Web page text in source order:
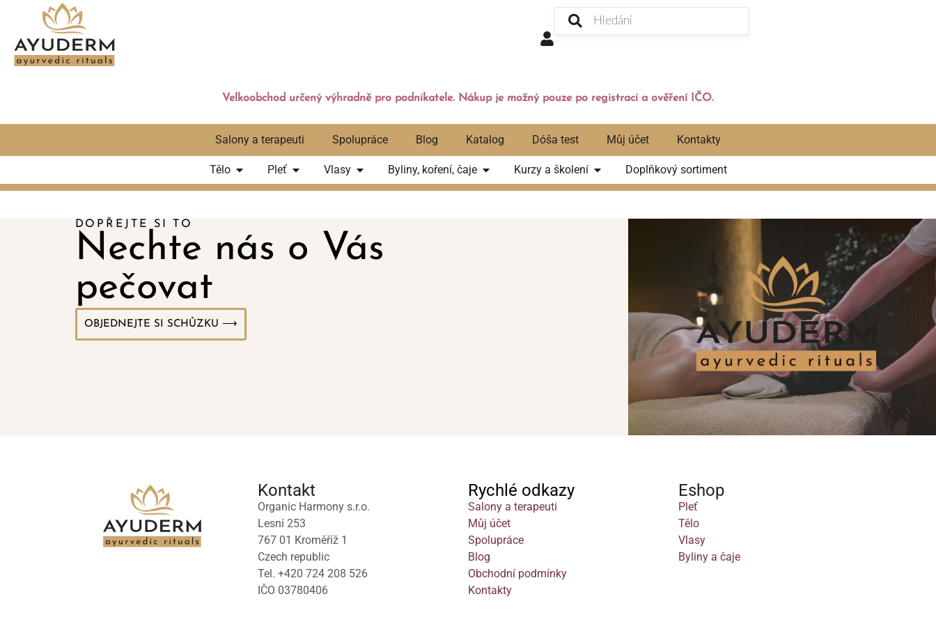
Velkoobchod určený výhradně pro podnikatele. Nákup je možný pouze po registraci a ověření IČO.
Salony a terapeuti Spolupráce Blog Katalog Dóša test Můj účet Kontakty
Tělo Pleť Vlasy Byliny, koření, čaje Kurzy a školení Doplňkový sortiment
DOPŘEJTE SI TO
Nechte nás o Vás
pečovat
OBJEDNEJTE SI SCHŮZKU ⟶
Kontakt
Organic Harmony s.r.o.
Lesní 253
767 01 Kroměříž 1
Czech republic
Tel. +420 724 208 526
IČO 03780406
Rychlé odkazy
Salony a terapeuti
Můj účet
Spolupráce
Blog
Obchodní podmínky
Kontakty
Eshop
Pleť
Tělo
Vlasy
Byliny a čaje